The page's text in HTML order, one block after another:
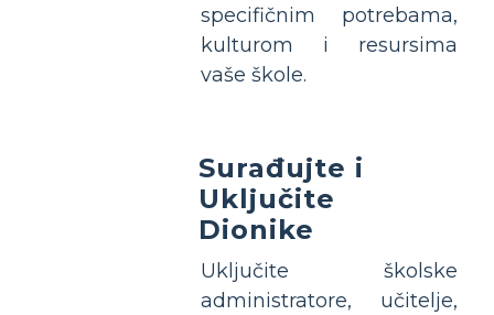
specifičnim potrebama,
kulturom i resursima
vaše škole.
Surađujte i
Uključite
Dionike
Uključite školske
administratore, učitelje,